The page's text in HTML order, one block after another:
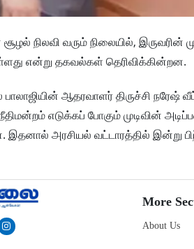
நிலவி வரும் நிலையில்,
என்று தகவல்கள் தெரிவிக்கின்றன.
ஆதரவாளர் திருச்சி
எடுக்கப் போகும் முடிவின்
அரசியல் வட்டாரத்தில் இன்று
More
About Us